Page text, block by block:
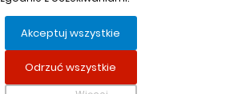
SKLEPIE
Akceptuj wszystkie
Odrzuć wszystkie